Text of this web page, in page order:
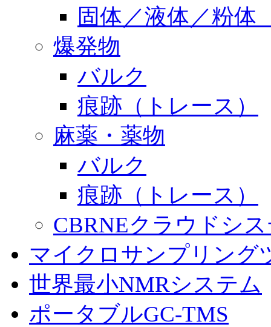
固体／液体／粉体
爆発物
バルク
痕跡（トレース）
麻薬・薬物
バルク
痕跡（トレース）
CBRNEクラウドシ
マイクロサンプリング
世界最小NMRシステム
ポータブルGC-TMS